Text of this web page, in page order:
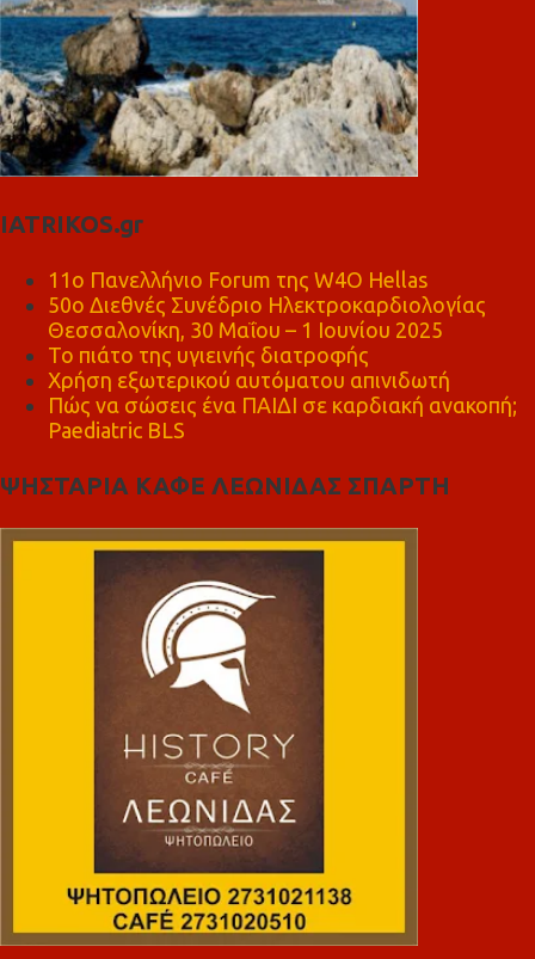
IATRIKOS.gr
11ο Πανελλήνιο Forum της W4O Hellas
50ο Διεθνές Συνέδριο Ηλεκτροκαρδιολογίας
Θεσσαλονίκη, 30 Μαΐου – 1 Ιουνίου 2025
Το πιάτο της υγιεινής διατροφής
Χρήση εξωτερικού αυτόματου απινιδωτή
Πώς να σώσεις ένα ΠΑΙΔΙ σε καρδιακή ανακοπή;
Paediatric BLS
ΨΗΣΤΑΡΙΑ ΚΑΦΕ ΛΕΩΝΙΔΑΣ ΣΠΑΡΤΗ